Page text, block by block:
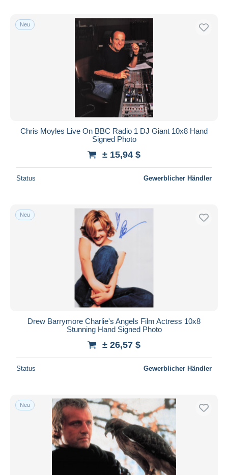
Neu
Chris Moyles Live On BBC Radio 1 DJ Giant 10x8 Hand
Signed Photo
± 15,94 $
Status Gewerblicher Händler
Neu
Drew Barrymore Charlie's Angels Film Actress 10x8
Stunning Hand Signed Photo
± 26,57 $
Status Gewerblicher Händler
Neu